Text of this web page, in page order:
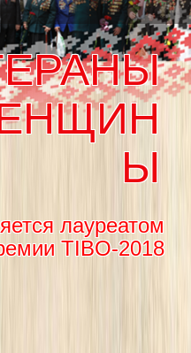
Ы
лауреатом
TIBO-2018